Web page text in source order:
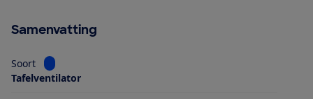
Samenvatting
Soort
Bekijk informatie voor Soort
Tafelventilator